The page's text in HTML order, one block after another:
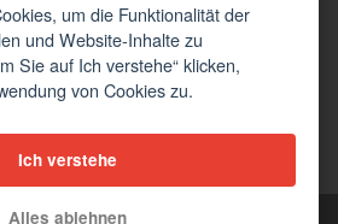
© 2026 Picasee
um die Funktionalität der
und Website-Inhalte zu
Sie auf Ich verstehe“ klicken,
von Cookies zu.
Ich verstehe
Alles ablehnen